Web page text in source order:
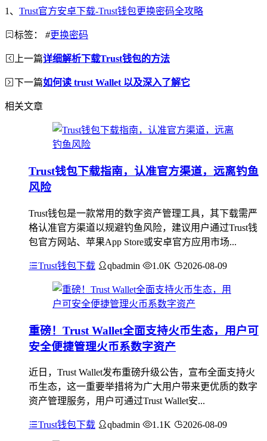
1、 Trust官方安卓下载-Trust钱包更换密码全攻略
标签： #更换密码
上一篇详细解析下载Trust钱包的方法
下一篇如何读 trust Wallet 以及深入了解它
相关文章
Trust钱包下载指南，认准官方渠道，远离钓鱼
风险
Trust钱包是一款常用的数字资产管理工具，其下载需严
格认准官方渠道以规避钓鱼风险，建议用户通过Trust钱
包官方网站、苹果App Store或安卓官方应用市场...
Trust钱包下载 qbadmin 1.0K 2026-08-09
重磅！Trust Wallet全面支持火币生态，用户可
安全便捷管理火币系数字资产
近日，Trust Wallet发布重磅升级公告，宣布全面支持火
币生态，这一重要举措将为广大用户带来更优质的数字
资产管理服务，用户可通过Trust Wallet安...
Trust钱包下载 qbadmin 1.1K 2026-08-09